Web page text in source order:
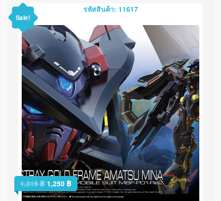
รหัสสินค้า: 11617
Sale!
1,315฿ 1,250 ฿